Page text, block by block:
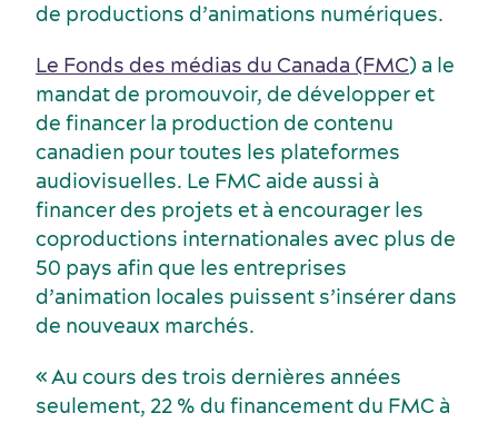
Services et outils
de productions d’animations numériques.
Le Fonds des médias du Canada (FMC) a le
mandat de promouvoir, de développer et
de financer la production de contenu
canadien pour toutes les plateformes
audiovisuelles. Le FMC aide aussi à
financer des projets et à encourager les
coproductions internationales avec plus de
50 pays afin que les entreprises
d’animation locales puissent s’insérer dans
de nouveaux marchés.
« Au cours des trois dernières années
seulement, 22 % du financement du FMC à